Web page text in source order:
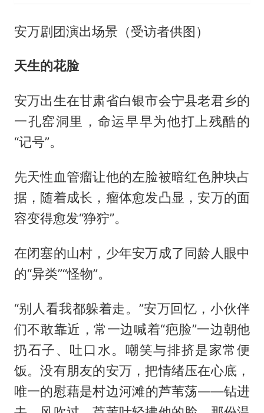
安万剧团演出场景（受访者供图）
天生的花脸
安万出生在甘肃省白银市会宁县老君乡的
一孔窑洞里，命运早早为他打上残酷的
“记号”。
先天性血管瘤让他的左脸被暗红色肿块占
据，随着成长，瘤体愈发凸显，安万的面
容变得愈发“狰狞”。
在闭塞的山村，少年安万成了同龄人眼中
的“异类”“怪物”。
“别人看我都躲着走。”安万回忆，小伙伴
们不敢靠近，常一边喊着“疤脸”一边朝他
扔石子、吐口水。嘲笑与排挤是家常便
饭。没有朋友的安万，把情绪压在心底，
唯一的慰藉是村边河滩的芦苇荡——钻进